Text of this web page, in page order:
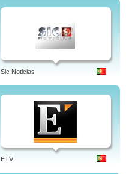
Sic Noticias
ETV